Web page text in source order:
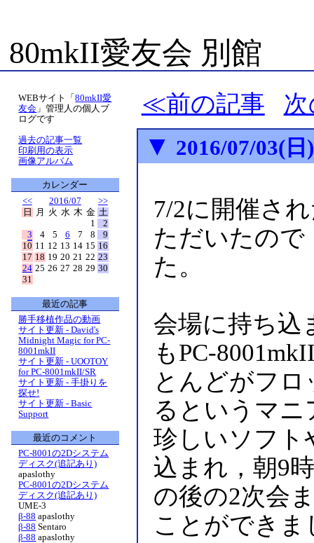
80mkII愛友会 別館
前の記事
▼ 2016/07/03(日)
7/2に開催さ
ただいたので
た。
会場に持ち込
もPC-
とんどがフ
るというマ
珍しいソフト
込まれ，朝9
の後の2次会
ことができま
WEBサイト「80mkII愛
友会 」管理人の個人ブ
ログです
過去の記事一覧
印刷用の表示
画像アルバム
カレンダー
<<
2016/07
>>
日
月 火 水 木 金 土
1
2
3
4 5 6 7 8
9
10 11 12 13 14 15 16
17 18 19 20 21 22 23
24 25 26 27 28 29 30
31
最近の記事
勝手移植作品の動画
サイト更新 - David's
Midnight Magic for PC-
8001mkII
サイト更新 - UOOTOY
for PC-8001mkII/SR
サイト更新 - 手掛りを
探せ!
サイト更新 - Basic
Support
最近のコメント
PC-8001の2Dシステム
ディスク(追記あり)
apaslothy
PC-8001の2Dシステム
ディスク(追記あり)
UME-3
β-88 apaslothy
β-88 Sentaro
β-88 apaslothy